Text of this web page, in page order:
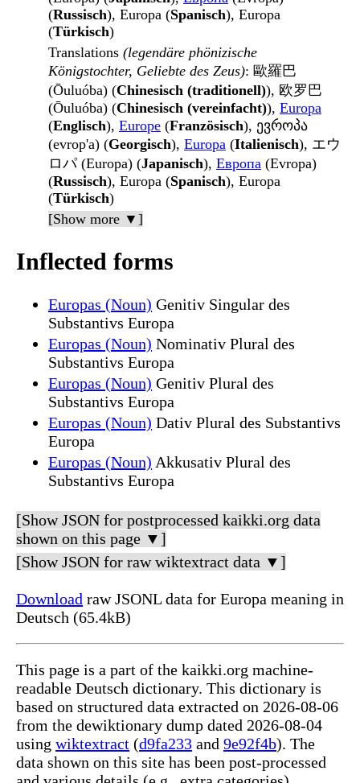
(Russisch), Europa (Spanisch), Europa
(Türkisch)
Translations (legendäre phönizische
Königstochter, Geliebte des Zeus): 歐羅巴
(Ōuluóba) (Chinesisch (traditionell)), 欧罗巴
(Ōuluóba) (Chinesisch (vereinfacht)), Europa
(Englisch), Europe (Französisch), ევროპა
(evrop'a) (Georgisch), Europa (Italienisch), エウ
ロパ (Europa) (Japanisch), Европа (Evropa)
(Russisch), Europa (Spanisch), Europa
(Türkisch)
[Show more ▼]
Inflected forms
Europas (Noun) Genitiv Singular des
Substantivs Europa
Europas (Noun) Nominativ Plural des
Substantivs Europa
Europas (Noun) Genitiv Plural des
Substantivs Europa
Europas (Noun) Dativ Plural des Substantivs
Europa
Europas (Noun) Akkusativ Plural des
Substantivs Europa
[Show JSON for postprocessed kaikki.org data
shown on this page ▼]
[Show JSON for raw wiktextract data ▼]
Download raw JSONL data for Europa meaning in
Deutsch (65.4kB)
This page is a part of the kaikki.org machine-
readable Deutsch dictionary. This dictionary is
based on structured data extracted on 2026-08-06
from the dewiktionary dump dated 2026-08-04
using wiktextract (d9fa233 and 9e92f4b). The
data shown on this site has been post-processed